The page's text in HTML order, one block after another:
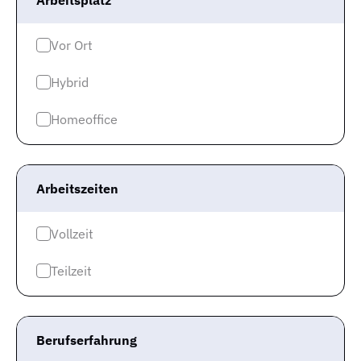
Vor Ort
Hybrid
Homeoffice
Arbeitszeiten
Vollzeit
Teilzeit
Berufserfahrung
Damit ist das Gehalt für Deine Berufsgruppe in
Brandenburg
Durchschnitt
Natürlich ist Dein Gehalt nicht nur vom Bundesland
abhängig, in dem Du beschäftigt sein wirst, sondern